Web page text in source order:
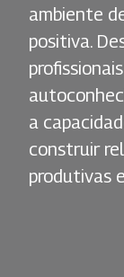
ambiente
positiva.
a
construir
produtivas